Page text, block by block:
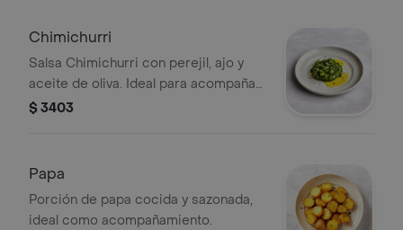
Chimichurri
Salsa Chimichurri con perejil, ajo y
aceite de oliva. Ideal para acompañar
carnes.
$ 3403
Papa
Porción de papa cocida y sazonada,
ideal como acompañamiento.